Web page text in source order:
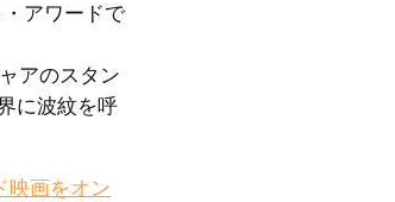
アワードで
アのスタン
に波紋を呼
映画をオン